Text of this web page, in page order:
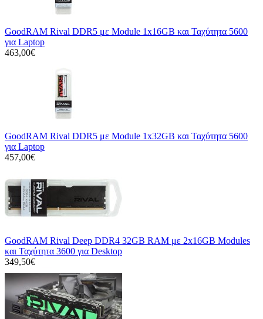
GoodRAM Rival DDR5 με Module 1x16GB και Ταχύτητα 5600
για Laptop
463,00€
GoodRAM Rival DDR5 με Module 1x32GB και Ταχύτητα 5600
για Laptop
457,00€
GoodRAM Rival Deep DDR4 32GB RAM με 2x16GB Modules
και Ταχύτητα 3600 για Desktop
349,50€